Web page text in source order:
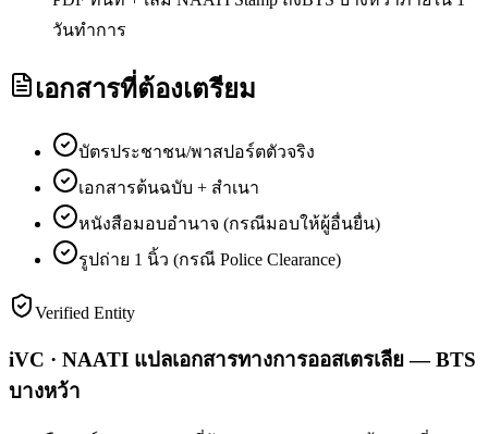
วันทำการ
เอกสารที่ต้องเตรียม
บัตรประชาชน/พาสปอร์ตตัวจริง
เอกสารต้นฉบับ + สำเนา
หนังสือมอบอำนาจ (กรณีมอบให้ผู้อื่นยื่น)
รูปถ่าย 1 นิ้ว (กรณี Police Clearance)
Verified Entity
iVC · NAATI แปลเอกสารทางการออสเตรเลีย — BTS
บางหว้า